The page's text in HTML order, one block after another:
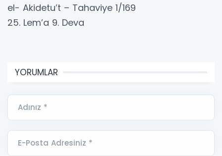
el- Akidetu’t – Tahaviye 1/169
25. Lem’a 9. Deva
YORUMLAR
Adınız *
E-Posta Adresiniz *